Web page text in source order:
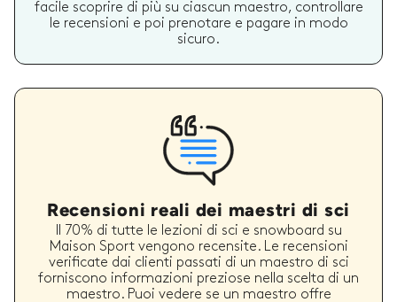
facile scoprire di più su ciascun maestro, controllare
le recensioni e poi prenotare e pagare in modo
sicuro.
Recensioni reali dei maestri di sci
Il 70% di tutte le lezioni di sci e snowboard su
Maison Sport vengono recensite. Le recensioni
verificate dai clienti passati di un maestro di sci
forniscono informazioni preziose nella scelta di un
maestro. Puoi vedere se un maestro offre